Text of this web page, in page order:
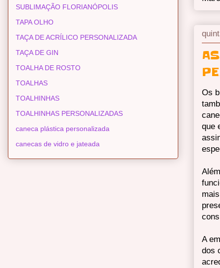
Os
que
A
dos
SUBLIMAÇÃO FLORIANÓPOLIS
TAPA OLHO
TAÇA DE ACRÍLICO PERSONALIZADA
TAÇA DE GIN
TOALHA DE ROSTO
TOALHAS
TOALHINHAS
TOALHINHAS PERSONALIZADAS
caneca plástica personalizada
canecas de vidro e jateada